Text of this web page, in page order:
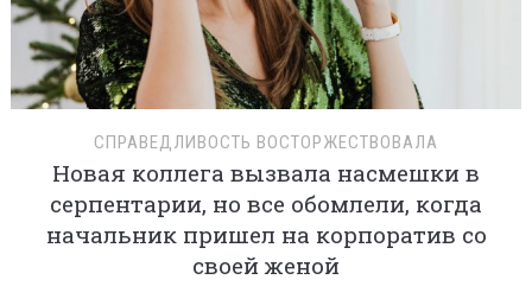
СПРАВЕДЛИВОСТЬ ВОСТОРЖЕСТВОВАЛА
Новая коллега вызвала насмешки в
серпентарии, но все обомлели, когда
начальник пришел на корпоратив со
своей женой